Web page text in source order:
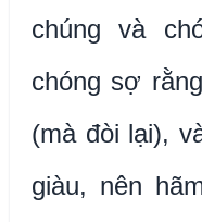
chúng và
chóng sợ
(mà đòi lại),
giàu, nên